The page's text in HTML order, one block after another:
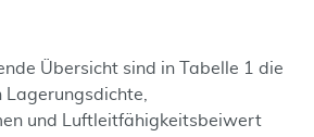
Übersicht sind in Tabelle 1 die
und Luftleitfähigkeitsbeiwert